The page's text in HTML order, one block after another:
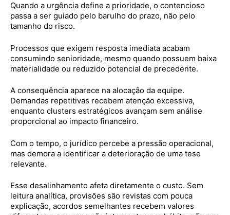
Quando a urgência define a prioridade, o contencioso
passa a ser guiado pelo barulho do prazo, não pelo
tamanho do risco.
Processos que exigem resposta imediata acabam
consumindo senioridade, mesmo quando possuem baixa
materialidade ou reduzido potencial de precedente.
A consequência aparece na alocação da equipe.
Demandas repetitivas recebem atenção excessiva,
enquanto clusters estratégicos avançam sem análise
proporcional ao impacto financeiro.
Com o tempo, o jurídico percebe a pressão operacional,
mas demora a identificar a deterioração de uma tese
relevante.
Esse desalinhamento afeta diretamente o custo. Sem
leitura analítica, provisões são revistas com pouca
explicação, acordos semelhantes recebem valores